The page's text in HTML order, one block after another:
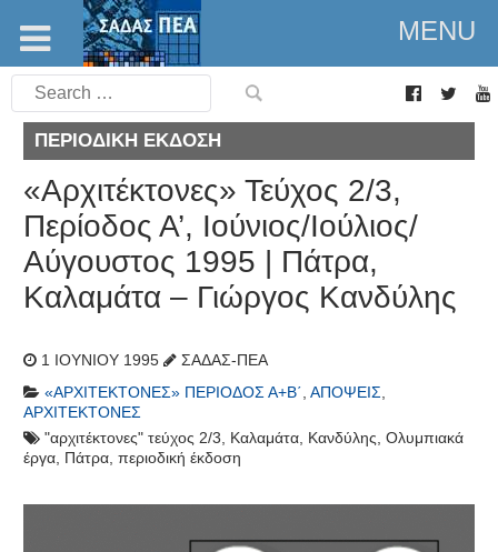
MENU
Search
for:
ΠΕΡΙΟΔΙΚΉ ΈΚΔΟΣΗ
«Αρχιτέκτονες» Τεύχος 2/3,
Περίοδος Α’, Ιούνιος/Ιούλιος/
Αύγουστος 1995 | Πάτρα,
Καλαμάτα – Γιώργος Κανδύλης
1 ΙΟΥΝΊΟΥ 1995
ΣΑΔΑΣ-ΠΕΑ
«ΑΡΧΙΤΈΚΤΟΝΕΣ» ΠΕΡΊΟΔΟΣ Α+Β΄, ΑΠΌΨΕΙΣ,
ΑΡΧΙΤΈΚΤΟΝΕΣ
"αρχιτέκτονες" τεύχος 2/3, Καλαμάτα, Κανδύλης, Ολυμπιακά
έργα, Πάτρα, περιοδική έκδοση